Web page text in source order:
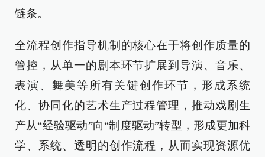
链条。
全流程创作指导机制的核心在于将创作质量的
管控，从单一的剧本环节扩展到导演、音乐、
表演、舞美等所有关键创作环节，形成系统
化、协同化的艺术生产过程管理，推动戏剧生
产从“经验驱动”向“制度驱动”转型，形成更加科
学、系统、透明的创作流程，从而实现资源优